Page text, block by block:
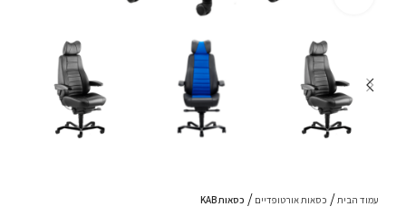
עמוד הבית כסאות אורטופדיים כסאות KAB